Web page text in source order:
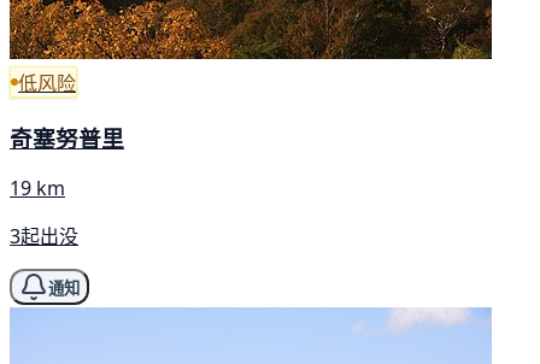
低风险
奇塞努普里
19 km
3起出没
通知